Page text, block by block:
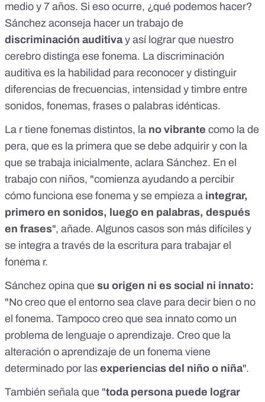
medio y 7 años. Si eso ocurre, ¿qué podemos hacer?
Sánchez aconseja hacer un trabajo de
discriminación auditivay así lograr que nuestro
cerebro distinga ese fonema. La discriminación
auditiva es la habilidad para reconocer y distinguir
diferencias de frecuencias, intensidad y timbre entre
sonidos, fonemas, frases o palabras idénticas.
La r tiene fonemas distintos, la no vibrante como la de
pera, que es la primera que se debe adquirir y con la
que se trabaja inicialmente, aclara Sánchez. En el
trabajo con niños, "comienza ayudando a percibir
cómo funciona ese fonema y se empieza a integrar,
primero en sonidos, luego en palabras, después
en frases", añade. Algunos casos son más difíciles y
se integra a través de la escritura para trabajar el
fonema r.
Sánchez opina que su origen ni es social ni innato:
"No creo que el entorno sea clave para decir bien o no
el fonema. Tampoco creo que sea innato como un
problema de lenguaje o aprendizaje. Creo que la
alteración o aprendizaje de un fonema viene
determinado por las experiencias del niño o niña".
También señala que "toda persona puede lograr